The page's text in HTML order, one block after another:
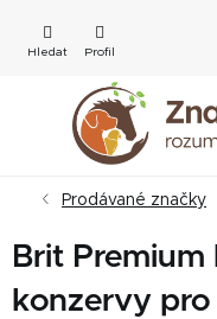
obsah
Prodávané značky
Brit
konzervy pro